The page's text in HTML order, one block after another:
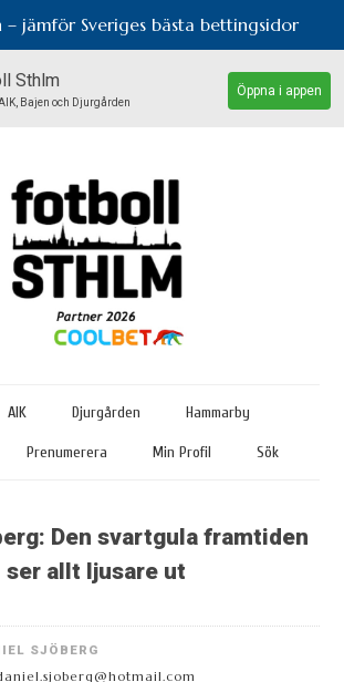
jämför Sveriges bästa bettingsidor
Sthlm
Bajen och Djurgården
Öppna i appen
AIK Djurgården Hammarby
Prenumerera Min Profil Sök
Den svartgula framtiden
ser allt ljusare ut
SJÖBERG